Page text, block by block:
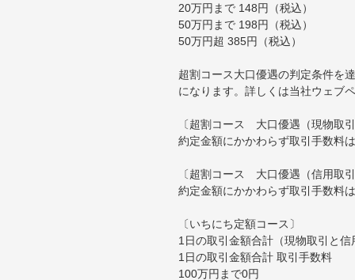
20万円まで 148円（税込）
50万円まで 198円（税込）
50万円超 385円（税込）
超割コース大口優遇の判定条件を
になります。詳しくは当社ウェブ
〔超割コース 大口優遇（現物取
約定金額にかかわらず取引手数料
〔超割コース 大口優遇（信用取
約定金額にかかわらず取引手数料
〔いちにち定額コース〕
1日の取引金額合計（現物取引と
1日の取引金額合計 取引手数料
100万円まで0円